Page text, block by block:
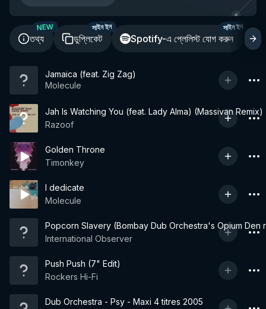
তথ্য
NEW
ডুপ্লিকেট
সাইন ইন
Spotify-এ প্লেলিস্ট যোগ করুন
সাইন ইন
Jamaica (feat. Zig Zag)
Molecule
Jah Is Watching You (feat. Lady Alma) (Massivan Remix)
Razoof
Golden Throne
Timonkey
I dedicate
Molecule
Popcorn Slavery (Bombay Dub Orchestra's Opium Den
International Observer
Push Push (7" Edit)
Rockers Hi-Fi
Dub Orchestra - Psy - Maxi 4 titres 2005